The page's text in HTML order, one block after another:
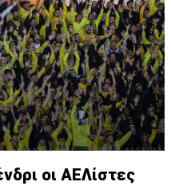
οι ΑΕΛίστες